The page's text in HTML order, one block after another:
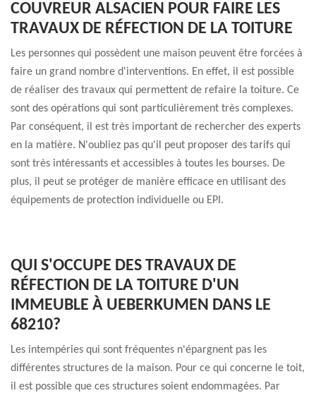
COUVREUR ALSACIEN POUR FAIRE LES
TRAVAUX DE RÉFECTION DE LA TOITURE
Les personnes qui possèdent une maison peuvent être forcées à
faire un grand nombre d'interventions. En effet, il est possible
de réaliser des travaux qui permettent de refaire la toiture. Ce
sont des opérations qui sont particulièrement très complexes.
Par conséquent, il est très important de rechercher des experts
en la matière. N'oubliez pas qu'il peut proposer des tarifs qui
sont très intéressants et accessibles à toutes les bourses. De
plus, il peut se protéger de manière efficace en utilisant des
équipements de protection individuelle ou EPI.
QUI S'OCCUPE DES TRAVAUX DE
RÉFECTION DE LA TOITURE D'UN
IMMEUBLE À UEBERKUMEN DANS LE
68210?
Les intempéries qui sont fréquentes n'épargnent pas les
différentes structures de la maison. Pour ce qui concerne le toit,
il est possible que ces structures soient endommagées. Par